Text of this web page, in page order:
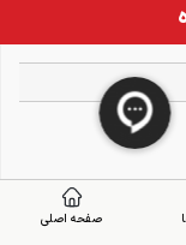
صفحه اصلی